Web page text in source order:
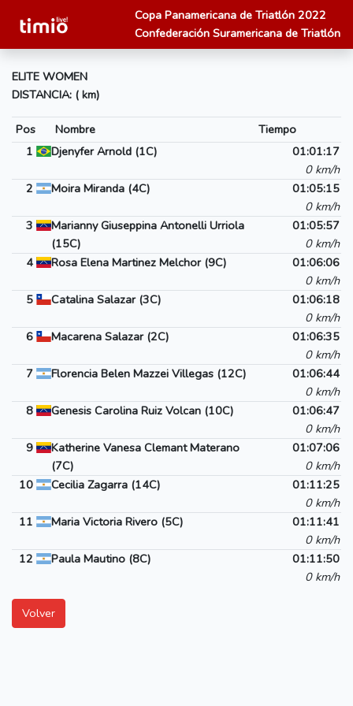
Copa Panamericana de Triatlón 2022
Confederación Suramericana de Triatlón
ELITE WOMEN
DISTANCIA: ( km)
Pos Nombre
Tiempo
1
Djenyfer Arnold (1C)
01:01:17
0 km/h
2
Moira Miranda (4C)
01:05:15
0 km/h
3
Marianny Giuseppina Antonelli Urriola
(15C)
01:05:57
0 km/h
4
Rosa Elena Martinez Melchor (9C)
01:06:06
0 km/h
5
Catalina Salazar (3C)
01:06:18
0 km/h
6
Macarena Salazar (2C)
01:06:35
0 km/h
7
Florencia Belen Mazzei Villegas (12C)
01:06:44
0 km/h
8
Genesis Carolina Ruiz Volcan (10C)
01:06:47
0 km/h
9
Katherine Vanesa Clemant Materano
(7C)
01:07:06
0 km/h
10
Cecilia Zagarra (14C)
01:11:25
0 km/h
11
Maria Victoria Rivero (5C)
01:11:41
0 km/h
12
Paula Mautino (8C)
01:11:50
0 km/h
Volver